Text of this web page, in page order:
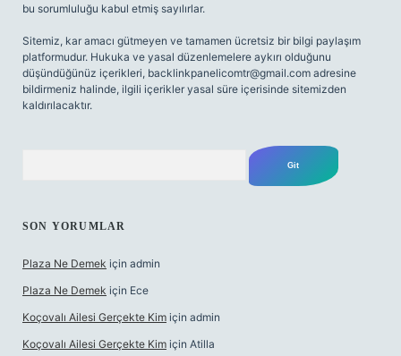
bu sorumluluğu kabul etmiş sayılırlar.
Sitemiz, kar amacı gütmeyen ve tamamen ücretsiz bir bilgi paylaşım
platformudur. Hukuka ve yasal düzenlemelere aykırı olduğunu
düşündüğünüz içerikleri, backlinkpanelicomtr@gmail.com adresine
bildirmeniz halinde, ilgili içerikler yasal süre içerisinde sitemizden
kaldırılacaktır.
SON YORUMLAR
Plaza Ne Demek için admin
Plaza Ne Demek için Ece
Koçovalı Ailesi Gerçekte Kim için admin
Koçovalı Ailesi Gerçekte Kim için Atilla